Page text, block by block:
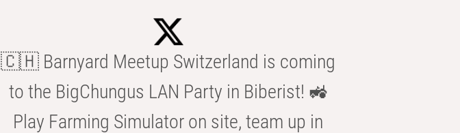
🇨🇭 Barnyard Meetup Switzerland is coming
to the BigChungus LAN Party in Biberist! 🚜
Play Farming Simulator on site, team up in